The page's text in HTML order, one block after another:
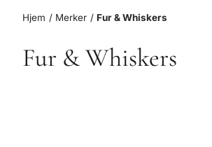
Hjem / Merker / Fur & Whiskers
Fur & Whiskers